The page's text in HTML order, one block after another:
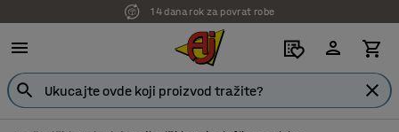
14 dana rok za povrat robe